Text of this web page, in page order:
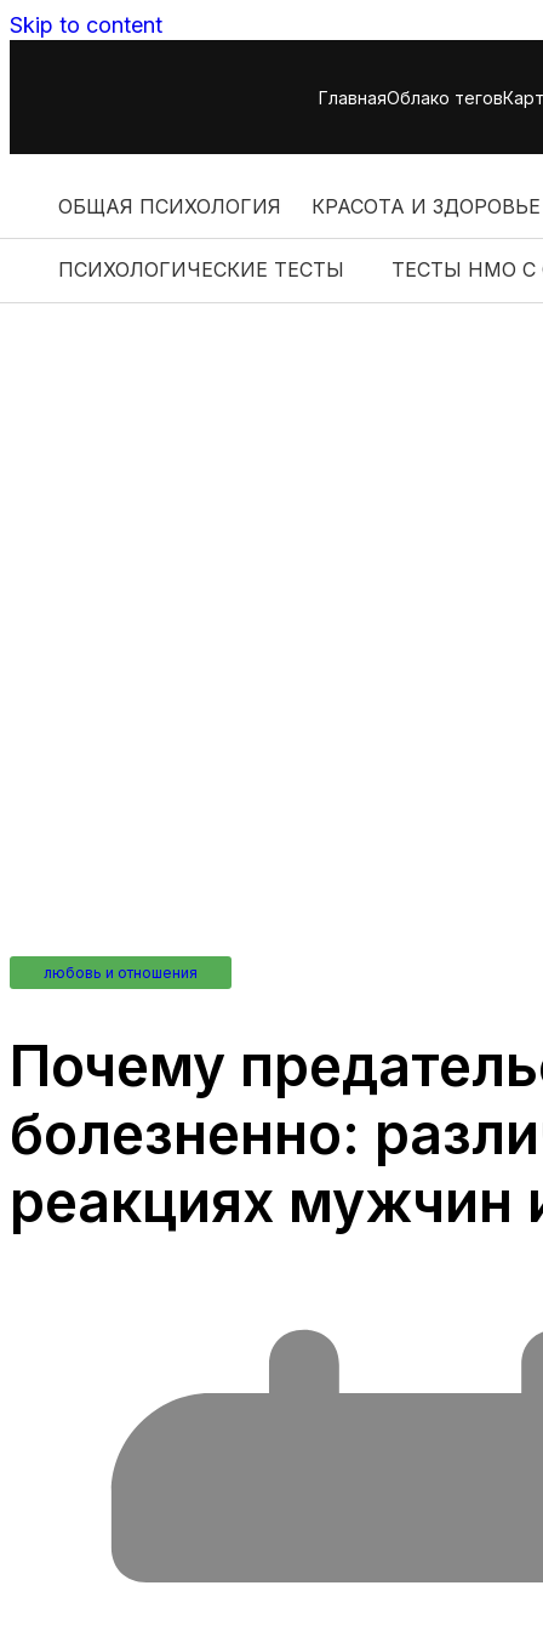
Skip to content
ГлавнаяОблако тегов
ОБЩАЯ ПСИХОЛОГИЯ КРАСОТА И ЗДОРОВЬЕ
ПСИХОЛОГИЧЕСКИЕ ТЕСТЫ ТЕСТЫ НМО С
любовь и отношения
Почему
болезненно:
реакциях мужчин